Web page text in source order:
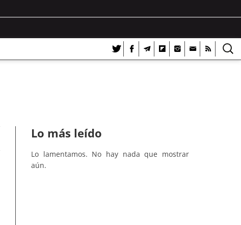
Lo más leído
Lo lamentamos. No hay nada que mostrar
aún.